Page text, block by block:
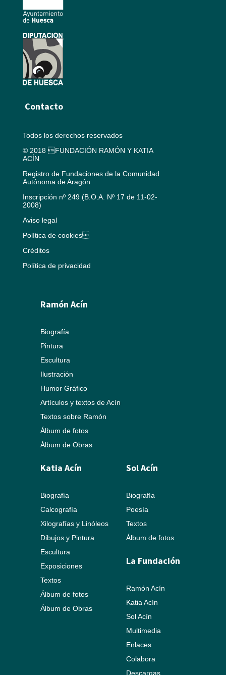
Contacto
Todos los derechos reservados
© 2018 FUNDACIÓN RAMÓN Y KATIA
ACÍN
Registro de Fundaciones de la Comunidad
Autónoma de Aragón
Inscripción nº 249 (B.O.A. Nº 17 de 11-02-
2008)
Aviso legal
Política de cookies
Créditos
Política de privacidad
Ramón Acín
Biografía
Pintura
Escultura
Ilustración
Humor Gráfico
Artículos y textos de Acín
Textos sobre Ramón
Álbum de fotos
Álbum de Obras
Katia Acín
Biografía
Calcografía
Xilografías y Linóleos
Dibujos y Pintura
Escultura
Exposiciones
Textos
Álbum de fotos
Álbum de Obras
Sol Acín
Biografía
Poesía
Textos
Álbum de fotos
La Fundación
Ramón Acín
Katia Acín
Sol Acín
Multimedia
Enlaces
Colabora
Descargas